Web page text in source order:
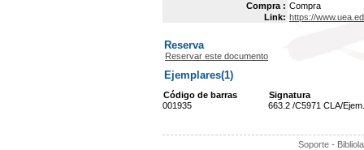
Compra : Compra
Link: https://
Reserva
Reservar este documento
Ejemplares(1)
Código de barras
Signatura
001935
663.2 /C5971 CLA/
Soporte -